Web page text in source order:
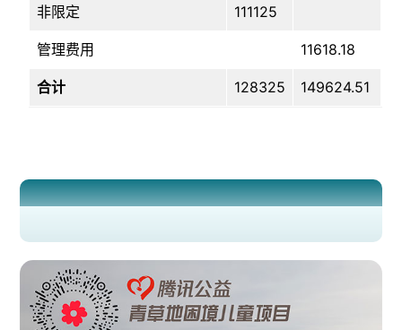
非限定 111125
管理费用 11618.18
合计 128325 149624.51